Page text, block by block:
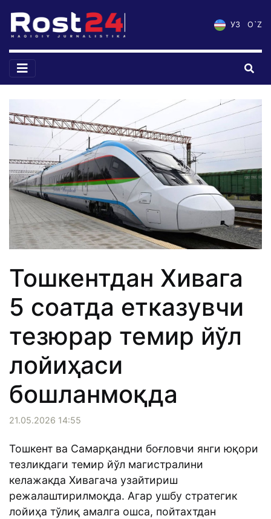
УЗ O`Z
Тошкентдан Хивага
5 соатда етказувчи
тезюрар темир йўл
лойиҳаси
бошланмоқда
21.05.2026 14:55
Тошкент ва Самарқандни боғловчи янги юқори
тезликдаги темир йўл магистралини
келажакда Хивагача узайтириш
режалаштирилмоқда. Агар ушбу стратегик
лойиҳа тўлиқ амалга ошса, пойтахтдан